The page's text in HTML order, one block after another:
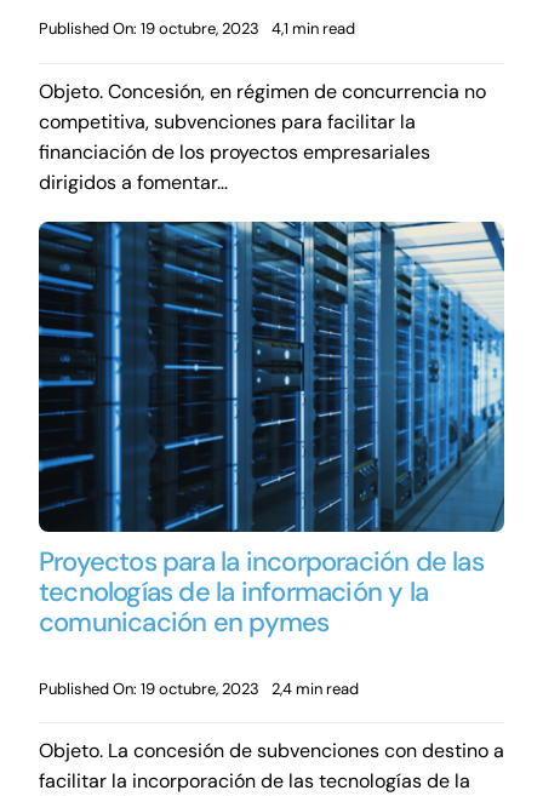
Published On: 19 octubre, 2023 4,1 min read
Objeto. Concesión, en régimen de concurrencia no
competitiva, subvenciones para facilitar la
financiación de los proyectos empresariales
dirigidos a fomentar…
Proyectos para la incorporación de las
tecnologías de la información y la
comunicación en pymes
Published On: 19 octubre, 2023 2,4 min read
Objeto. La concesión de subvenciones con destino a
facilitar la incorporación de las tecnologías de la